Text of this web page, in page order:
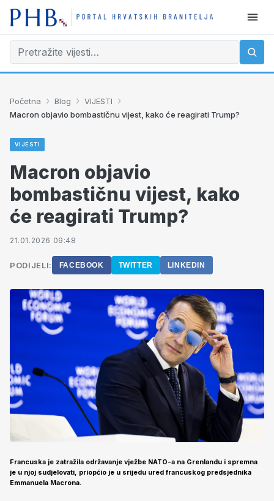
Početna › Blog › VIJESTI ›
Macron objavio bombastičnu vijest, kako će reagirati Trump?
VIJESTI
Macron objavio
bombastičnu vijest, kako
će reagirati Trump?
21.01.2026 09:48
PODIJELI: FACEBOOK TWITTER LINKEDIN
Francuska je zatražila održavanje vježbe NATO-a na Grenlandu i spremna
je u njoj sudjelovati, priopćio je u srijedu ured francuskog predsjednika
Emmanuela Macrona.